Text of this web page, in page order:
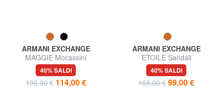
ARMANI EXCHANGE
MAGGIE Mocassini
40% SALDI
190,00 € 114,00 €
ARMANI EXCHANGE
ETOILE Sandali
40% SALDI
165,00 € 99,00 €